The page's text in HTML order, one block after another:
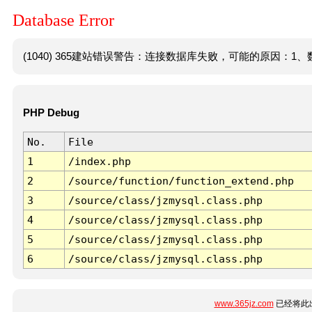
Database Error
(1040) 365建站错误警告：连接数据库失败，可能的原因：1
PHP Debug
No.
File
1
/index.php
2
/source/function/function_extend.php
3
/source/class/jzmysql.class.php
4
/source/class/jzmysql.class.php
5
/source/class/jzmysql.class.php
6
/source/class/jzmysql.class.php
www.365jz.com已经将此